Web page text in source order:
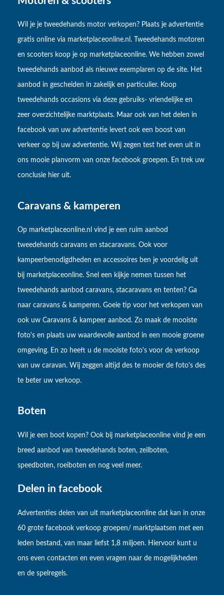
Wil je je tweedehands motor verkopen? Plaats je advertentie
gratis online via marketplaceonline.nl. Tweedehands motoren
en scooters koop je op marketplaceonline. We hebben zowel
tweedehands aanbod als nieuwe exemplaren op de site. Het
aanbod in gescheiden in zakelijk en particulier. Koop
tweedehands occasions via deze gebruiks- vriendelijke en
zeer overzichtelijke marktplaats. Maar ook van het delen in
facebook van uw advertentie levert ook een boost van
verkeer op bij uw advertentie. Wij zegen test het even uit in
ons mooie planvorm van onze facebook groepen. En trek uw
conclusie hier uit.
Caravans & kamperen
Op marketplaceonline.nl vind je een ruim aanbod
tweedehands caravans en stacaravans. Ook voor
kampeerbenodigdheden en accessoires ben je voordelig uit
bij marketplaceonline. Snel een kijkje nemen tussen het
tweedehands aanbod caravans, stacaravans en tenten? Ga
naar caravans & kamperen. Goeie tip voor het verkopen van
ook uw Caravans & kampeer aanbod. Zo maak de mooiste
foto's en plaats uw waardevolle aanbod in een mooie groene
omgeving. En zo heeft u de mooiste foto's voor de verkoop
van uw caravan. Wij zeggen altijd des te mooier de foto's des
te beter uw verkoop.
Boten
Wil je een boot kopen? Ook bij marketplaceonline vind je een
breed aanbod van tweedehands boten, zeilboten,
speedboten, roeiboten en nog veel meer.
Delen in facebook
Advertenties delen van uit marketplaceonline dat kan in onze
60 grote facebook verkoop groepen/ marktplaatsen met een
leden bestand, van maar liefst 1,8 miljoen. Hiervoor kunt u
ons even contacten en even vragen naar de mogelijkheden
en de spelregels.